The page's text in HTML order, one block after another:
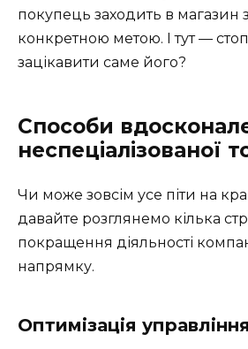
покупець заходить в магазин
конкретною метою. І тут —
зацікавити саме його?
Способи
неспеціалізованої
Чи може зовсім усе піти на
давайте розглянемо кілька
покращення діяльності
напрямку.
Оптимізація